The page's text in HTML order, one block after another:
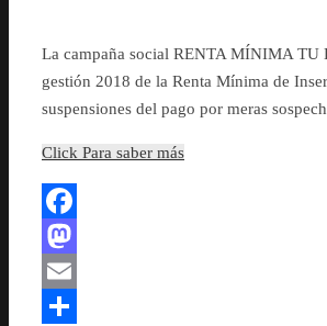
La campaña social RENTA MÍNIMA TU
gestión 2018 de la Renta Mínima de
suspensiones del pago por meras
Click Para saber más
Facebook
Mastodon
Email